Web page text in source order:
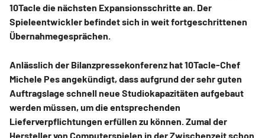
10Tacle die nächsten Expansionsschritte an. Der
Spieleentwickler befindet sich in weit fortgeschrittenen
Übernahmegesprächen.
Anlässlich der Bilanzpressekonferenz hat 10Tacle-Chef
Michele Pes angekündigt, dass aufgrund der sehr guten
Auftragslage schnell neue Studiokapazitäten aufgebaut
werden müssen, um die entsprechenden
Lieferverpflichtungen erfüllen zu können. Zumal der
Hersteller von Computerspielen in der Zwischenzeit schon